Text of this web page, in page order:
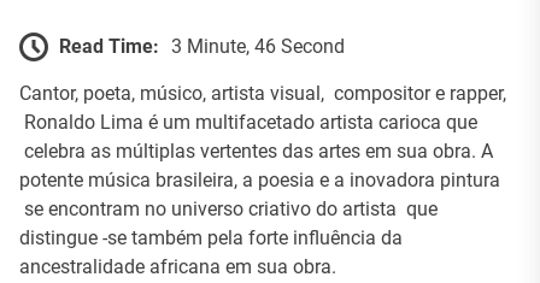
Read Time: 3 Minute, 46 Second
Cantor, poeta, músico, artista visual, compositor e rapper,
Ronaldo Lima é um multifacetado artista carioca que
celebra as múltiplas vertentes das artes em sua obra. A
potente música brasileira, a poesia e a inovadora pintura
se encontram no universo criativo do artista que
distingue -se também pela forte influência da
ancestralidade africana em sua obra.